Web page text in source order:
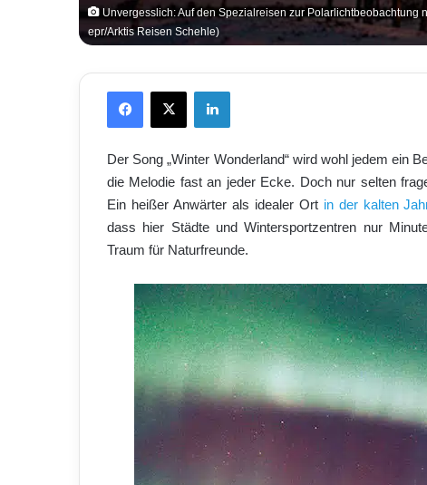
Unvergesslich: Auf den Spezialreisen zur
epr/Arktis Reisen Schehle)
X
Der Song „Winter Wonderland“ wird wohl jedem ein
die Melodie fast an jeder Ecke. Doch nur selten
Ein heißer Anwärter als idealer Ort in der kalten
dass hier Städte und Wintersportzentren nur
Traum für Naturfreunde.